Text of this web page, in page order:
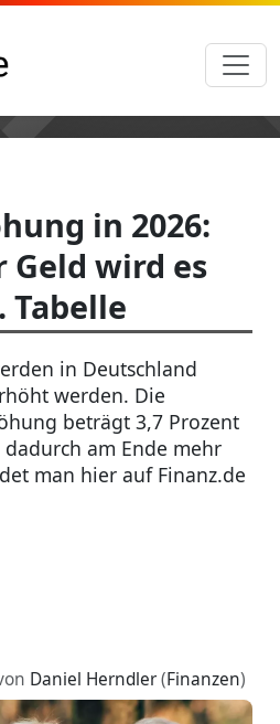
in 2026:
Geld wird es
Tabelle
in Deutschland
werden. Die
beträgt 3,7 Prozent
am Ende mehr
man hier auf Finanz.de
Daniel Herndler(Finanzen)